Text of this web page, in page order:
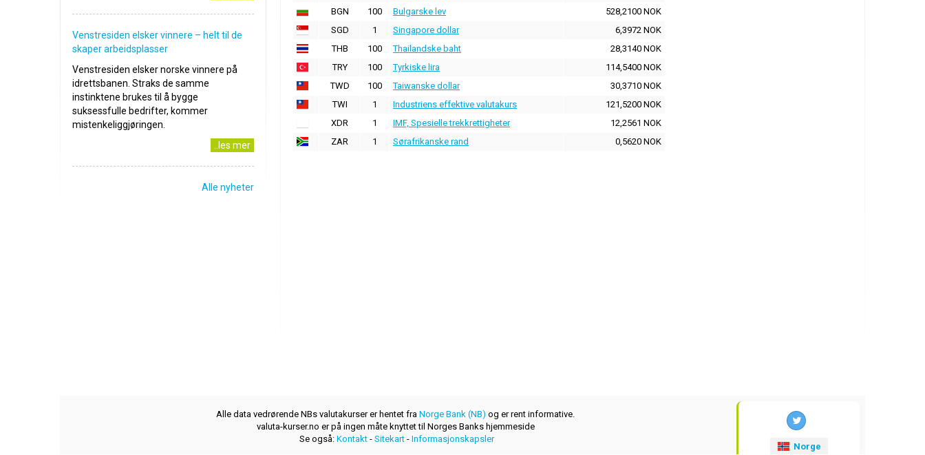
BGN
100 Bulgarske lev
528,2100 NOK
SGD
1 Singapore dollar
6,3972 NOK
THB
100 Thailandske baht
28,3140 NOK
TRY
100 Tyrkiske lira
114,5400 NOK
TWD
100 Taiwanske dollar
30,3710 NOK
TWI
1 Industriens effektive valutakurs
121,5200 NOK
XDR
1 IMF, Spesielle trekkrettigheter
12,2561 NOK
ZAR
1 Sørafrikanske rand 0,5620 NOK
Venstresiden elsker vinnere – helt til de
skaper arbeidsplasser
Venstresiden elsker norske vinnere på
idrettsbanen. Straks de samme
instinktene brukes til å bygge
suksessfulle bedrifter, kommer
mistenkeliggjøringen.
..les mer
Alle nyheter
Alle data vedrørende NBs valutakurser er hentet fra Norge Bank (NB) og er rent informative.
valuta-kurser.no er på ingen måte knyttet til Norges Banks hjemmeside
Se også: Kontakt- Sitekart- Informasjonskapsler
Norge